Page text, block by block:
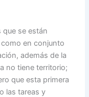
se están
en conjunto
además de la
no tiene territorio;
que esta primera
las tareas y